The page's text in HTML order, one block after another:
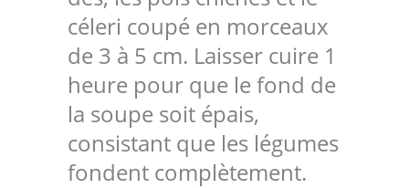
céleri coupé en morceaux
de 3 à 5 cm. Laisser cuire 1
heure pour que le fond de
la soupe soit épais,
consistant que les légumes
fondent complètement.